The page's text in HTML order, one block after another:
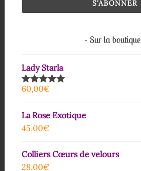
Sur la boutique
Lady Starla
Note5.00
60,00€
La Rose Exotique
45,00€
Colliers Cœurs de velours
28,00€